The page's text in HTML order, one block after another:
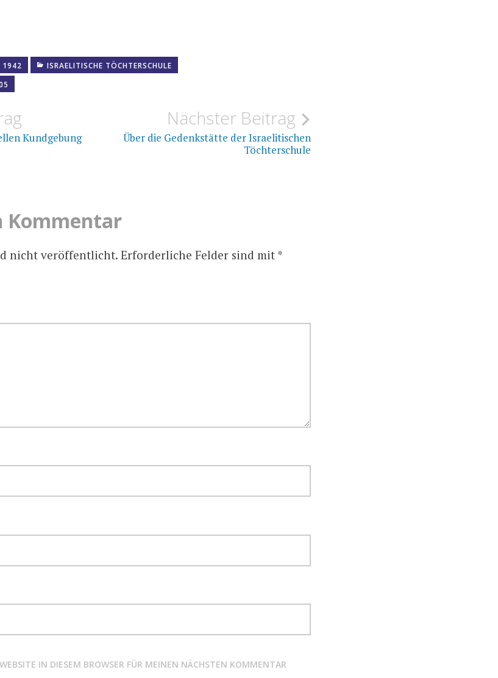
1942
ISRAELITISCHE TÖCHTERSCHULE
Kundgebung
Nächster Beitrag
Über die Gedenkstätte der Israelitischen
Töchterschule
Kommentar
nicht veröffentlicht.Erforderliche Felder sind mit *
IN DIESEM BROWSER FÜR MEINEN NÄCHSTEN KOMMENTAR